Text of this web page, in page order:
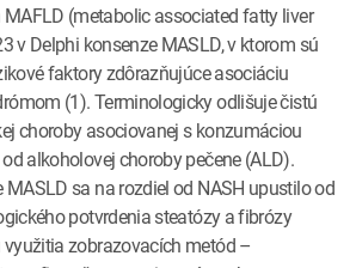
(metabolic associated fatty liver
v Delphi konsenze MASLD, v ktorom sú
faktory zdôrazňujúce asociáciu
(1). Terminologicky odlišuje čistú
choroby asociovanej s konzumáciou
alkoholovej choroby pečene (ALD).
sa na rozdiel od NASH upustilo od
potvrdenia steatózy a fibrózy
zobrazovacích metód –